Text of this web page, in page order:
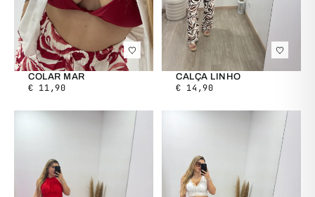
COSMÉTICA
MALHAS | BODIES
CASACOS | BLAZERS
ALFAIATARIA
COLAR MAR
€ 11,90
CALÇA LINHO
€ 14,90